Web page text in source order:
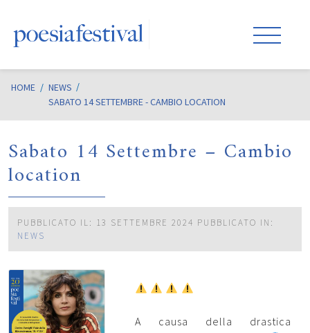
HOME / NEWS
SABATO 14 SETTEMBRE - CAMBIO LOCATION
Sabato 14 Settembre – Cambio
location
PUBBLICATO IL: 13 SETTEMBRE 2024 PUBBLICATO IN:
NEWS
A causa della drastica